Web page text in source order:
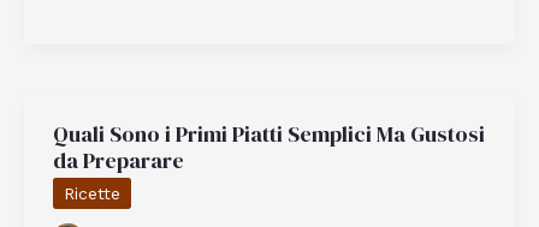
dimagrire
in
modo
Quali Sono i Primi Piatti Semplici Ma Gustosi
da Preparare
Ricette